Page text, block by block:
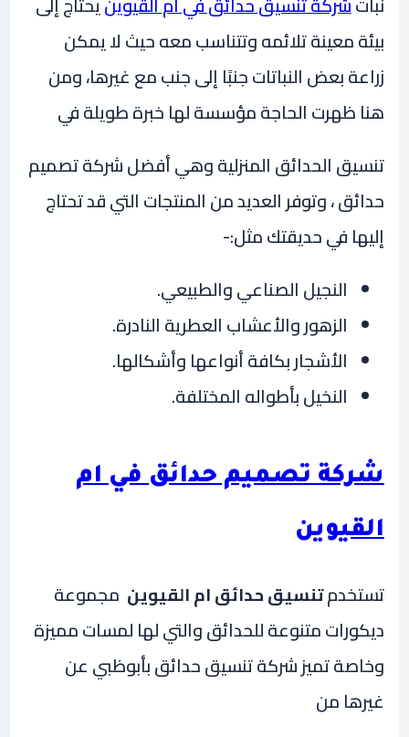
بيئة معينة تلائمه وتتناسب معه حيث لا يمكن
زراعة بعض النباتات جنبًا إلى جنب مع غيرها، ومن
هنا ظهرت الحاجة مؤسسة لها خبرة طويلة في
تنسيق الحدائق المنزلية وهي أفضل شركة تصميم
حدائق ، وتوفر العديد من المنتجات التي قد تحتاج
إليها في حديقتك مثل:-
النجيل الصناعي والطبيعي.
الزهور والأعشاب العطرية النادرة.
الأشجار بكافة أنواعها وأشكالها.
النخيل بأطواله المختلفة.
شركة تصميم حدائق في ام
القيوين
تستخدمتنسيق حدائق ام القيوين مجموعة
ديكورات متنوعة للحدائق والتي لها لمسات مميزة
وخاصة تميز شركة تنسيق حدائق بأبوظبي عن
غيرها من